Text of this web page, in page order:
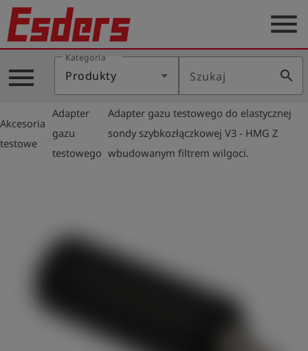
O
Produkty
się
menu
menu
Kategoria
Produkty Szukaj search
Akcesoria
testowe
arrow_right
Adapter
gazu
testowego
arrow_right
Adapter gazu testowego do elastycznej
sondy szybkozłączkowej V3 - HMG Z
wbudowanym filtrem wilgoci.